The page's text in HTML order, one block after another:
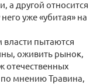
а другой относится
уже «убитая» на
пытаются
оживить рынок,
отечественных
мнению Травина,